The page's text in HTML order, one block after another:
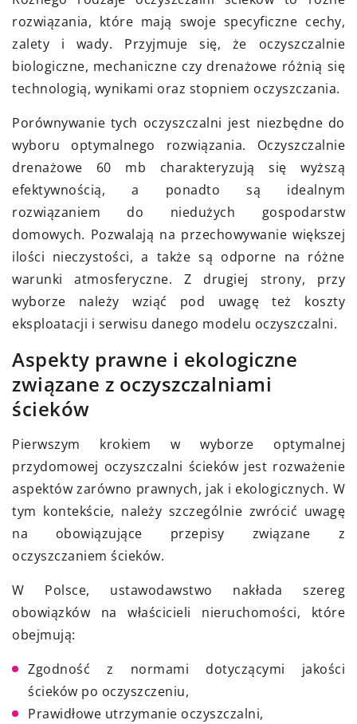
rozwiązania, które mają swoje specyficzne cechy,
zalety i wady. Przyjmuje się, że oczyszczalnie
biologiczne, mechaniczne czy drenażowe różnią się
technologią, wynikami oraz stopniem oczyszczania.
Porównywanie tych oczyszczalni jest niezbędne do
wyboru optymalnego rozwiązania. Oczyszczalnie
drenażowe 60 mb charakteryzują się wyższą
efektywnością, a ponadto są idealnym
rozwiązaniem do niedużych gospodarstw
domowych. Pozwalają na przechowywanie większej
ilości nieczystości, a także są odporne na różne
warunki atmosferyczne. Z drugiej strony, przy
wyborze należy wziąć pod uwagę też koszty
eksploatacji i serwisu danego modelu oczyszczalni.
Aspekty prawne i ekologiczne
związane z oczyszczalniami
ścieków
Pierwszym krokiem w wyborze optymalnej
przydomowej oczyszczalni ścieków jest rozważenie
aspektów zarówno prawnych, jak i ekologicznych. W
tym kontekście, należy szczególnie zwrócić uwagę
na obowiązujące przepisy związane z
oczyszczaniem ścieków.
W Polsce, ustawodawstwo nakłada szereg
obowiązków na właścicieli nieruchomości, które
obejmują:
Zgodność z normami dotyczącymi jakości
ścieków po oczyszczeniu,
Prawidłowe utrzymanie oczyszczalni,